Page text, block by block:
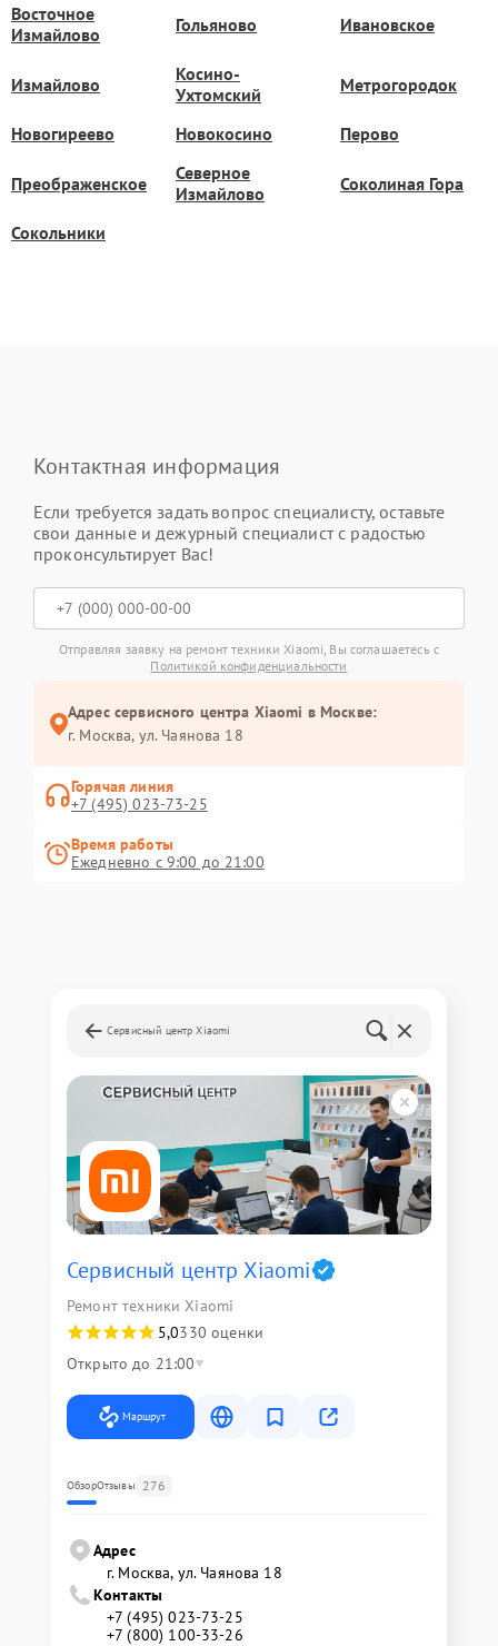
Восточное
Измайлово
Гольяново Ивановское
Измайлово
Косино-
Ухтомский
Метрогородок
Новогиреево Новокосино Перово
Преображенское
Северное
Измайлово
Соколиная Гора
Сокольники
Контактная информация
Если требуется задать вопрос специалисту, оставьте
свои данные и дежурный специалист с радостью
проконсультирует Вас!
Отправляя заявку на ремонт техники Xiaomi, Вы соглашаетесь с
Политикой конфиденциальности
Адрес сервисного центра Xiaomi в Москве:
г. Москва, ул. Чаянова 18
Горячая линия
+7 (495) 023-73-25
Время работы
Ежедневно с 9:00 до 21:00
Сервисный центр Xiaomi
Сервисный центр Xiaomi
Ремонт техники Xiaomi
5,0330 оценки
Открыто до 21:00
Маршрут
ОбзорОтзывы 276
Адрес
г. Москва, ул. Чаянова 18
Контакты
+7 (495) 023-73-25
+7 (800) 100-33-26